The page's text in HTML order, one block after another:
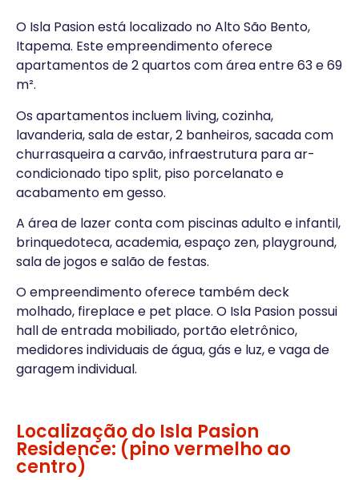
O Isla Pasion está localizado no Alto São Bento,
Itapema. Este empreendimento oferece
apartamentos de 2 quartos com área entre 63 e 69
m².
Os apartamentos incluem living, cozinha,
lavanderia, sala de estar, 2 banheiros, sacada com
churrasqueira a carvão, infraestrutura para ar-
condicionado tipo split, piso porcelanato e
acabamento em gesso.
A área de lazer conta com piscinas adulto e infantil,
brinquedoteca, academia, espaço zen, playground,
sala de jogos e salão de festas.
O empreendimento oferece também deck
molhado, fireplace e pet place. O Isla Pasion possui
hall de entrada mobiliado, portão eletrônico,
medidores individuais de água, gás e luz, e vaga de
garagem individual.
Localização do Isla Pasion
Residence: (pino vermelho ao
centro)